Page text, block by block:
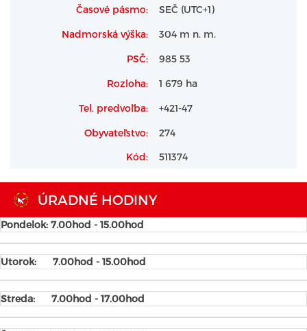
Časové pásmo: SEČ (UTC+1)
Nadmorská výška: 304 m n. m.
PSČ: 985 53
Rozloha: 1 679 ha
Tel. predvoľba: +421-47
Obyvateľstvo: 274
Kód: 511374
ÚRADNÉ HODINY
Pondelok: 7.00hod - 15.00hod
Utorok: 7.00hod - 15.00hod
Streda: 7.00hod - 17.00hod